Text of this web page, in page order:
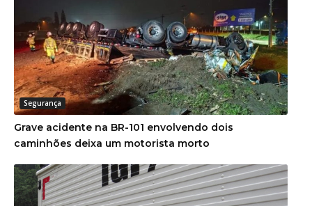
Segurança
Grave acidente na BR-101 envolvendo dois
caminhões deixa um motorista morto